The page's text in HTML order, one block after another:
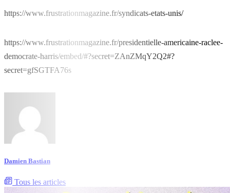
https://www.frustrationmagazine.fr/syndicats-etats-unis/
https://www.frustrationmagazine.fr/presidentielle-americaine-raclee-
democrate-harris/embed/#?secret=ZAnZMqY2Q2#?
secret=gfSGTFA76s
Damien Bastian
Tous les articles